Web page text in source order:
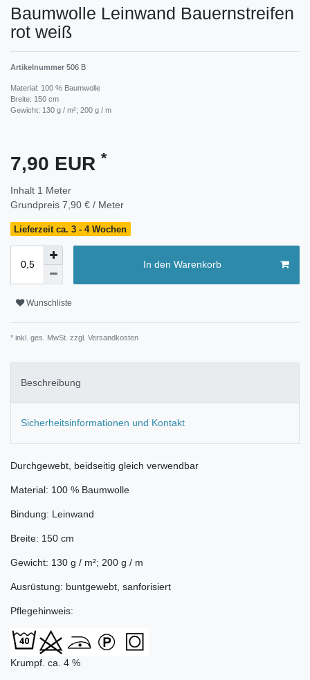
Baumwolle Leinwand Bauernstreifen
rot weiß
Artikelnummer 506 B
Material: 100 % Baumwolle
Breite: 150 cm
Gewicht: 130 g / m²; 200 g / m
7,90 EUR *
Inhalt 1 Meter
Grundpreis 7,90 € / Meter
Lieferzeit ca. 3 - 4 Wochen
In den Warenkorb
Wunschliste
* inkl. ges. MwSt. zzgl. Versandkosten
Beschreibung
Sicherheitsinformationen und Kontakt
Durchgewebt, beidseitig gleich verwendbar
Material: 100 % Baumwolle
Bindung: Leinwand
Breite: 150 cm
Gewicht: 130 g / m²; 200 g / m
Ausrüstung: buntgewebt, sanforisiert
Pflegehinweis:
Krumpf. ca. 4 %